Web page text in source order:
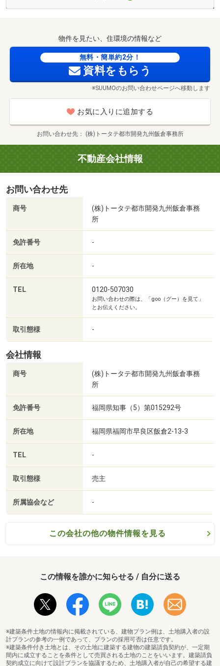
マックスバリュ干隈店まで600m 徒歩約8分
福岡城南郵便局まで1250m 車で約3分
西南杜の湖畔公園まで640m 徒歩約8分
セキュリティ＋EVコンセント アフターサービス
物件を見たい、住環境の情報など
無料・簡単約2分！
資料をもらう
※SUUMOのお問い合わせページへ移動します
お気に入りに追加する
お問い合わせ先 (株)トータテ都市開発九州飯倉事務所
不動産会社情報
お問い合わせ先
商号
(株)トータテ都市開発九州飯倉事務
所
免許番号 -
所在地 -
TEL 0120-507030
お問い合わせの際は、「goo（グー）を見て」
とお伝えください。
取引態様 -
会社情報
商号
(株)トータテ都市開発九州飯倉事務
所
免許番号 福岡県知事（5）第015292号
所在地 福岡県福岡市早良区飯倉2-13-3
TEL -
取引態様 売主
所属協会など -
この会社の他の物件情報を見る
この情報を誰かに知らせる / 自分に送る
※建築条件土地の情報内に掲載されている、建物プラン例は、土地購入者の設
計プランの参考の一例であって、プランの採用可否は任意です。
※建築条件付き土地とは、その土地に建築する建物の建築請負契約が、一定期
間内に成立することを条件として売買される土地のことをいいます。建築請負
契約成立に向けて設計プランを協議するため、土地購入者が自己の希望する建